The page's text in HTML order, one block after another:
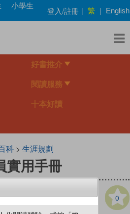
小學生
登入/註冊 | 繁 | English
好書推介
閱讀服務
十本好讀
科> 生涯規劃
實用手冊
0